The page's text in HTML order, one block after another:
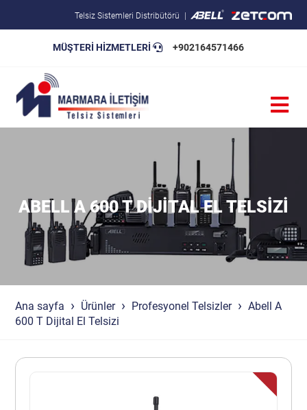
Telsiz Sistemleri Distribütörü
MÜŞTERİ HİZMETLERİ +902164571466
ABELL A 600 T DIJITAL EL TELSIZI
Ana sayfa Ürünler Profesyonel Telsizler
Abell A
600 T Dijital El Telsizi